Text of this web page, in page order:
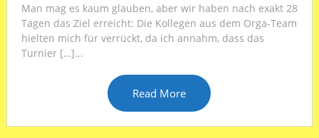
Man mag es kaum glauben, aber wir haben nach exakt 28
Tagen das Ziel erreicht: Die Kollegen aus dem Orga-Team
hielten mich für verrückt, da ich annahm, dass das
Turnier […]...
Read More